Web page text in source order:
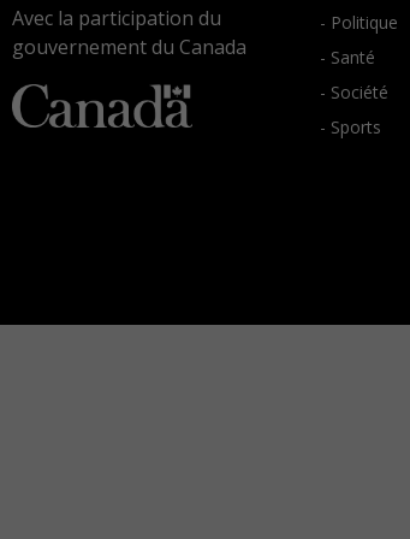
Avec la participation du
gouvernement du Canada
- Politique
- Santé
- Société
- Sports